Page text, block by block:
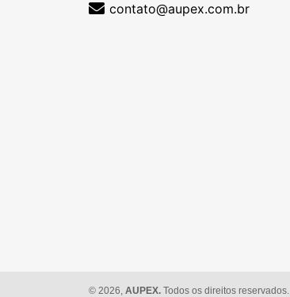
contato@aupex.com.br
© 2026, AUPEX. Todos os direitos reservados.